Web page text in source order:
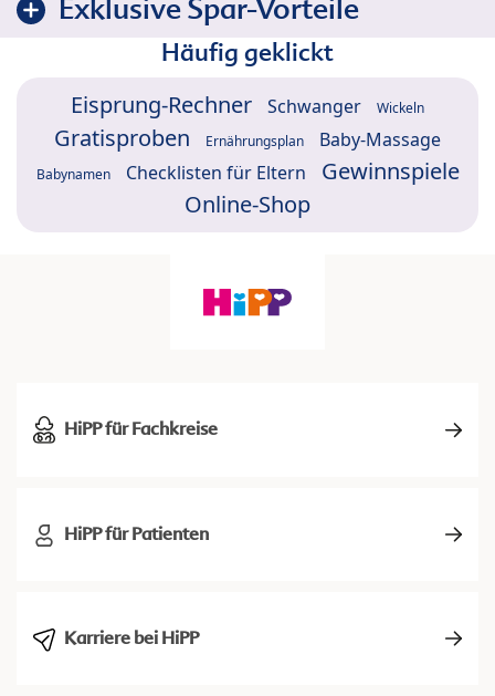
Exklusive Spar-Vorteile
Häufig geklickt
Eisprung-Rechner Schwanger Wickeln
Gratisproben Ernährungsplan Baby-Massage
Babynamen Checklisten für Eltern
Gewinnspiele
Online-Shop
HiPP für Fachkreise
HiPP für Patienten
Karriere bei HiPP